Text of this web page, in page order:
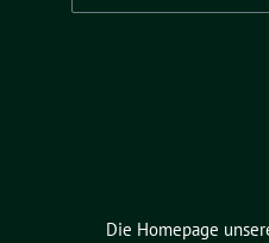
nach:
Die Homepage